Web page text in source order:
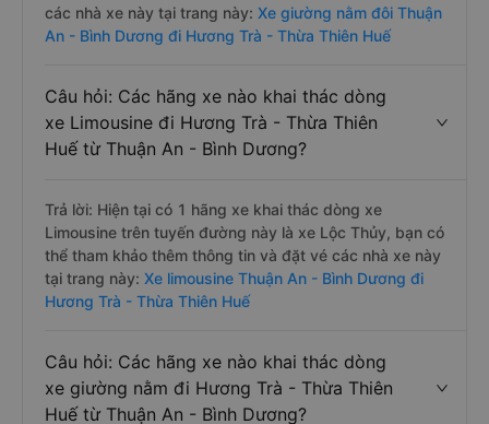
các nhà xe này tại trang này: Xe giường nằm đôi Thuận
An - Bình Dương đi Hương Trà - Thừa Thiên Huế
Câu hỏi: Các hãng xe nào khai thác dòng
xe Limousine đi Hương Trà - Thừa Thiên
Huế từ Thuận An - Bình Dương?
Trả lời: Hiện tại có 1 hãng xe khai thác dòng xe
Limousine trên tuyến đường này là xe Lộc Thủy, bạn có
thể tham khảo thêm thông tin và đặt vé các nhà xe này
tại trang này: Xe limousine Thuận An - Bình Dương đi
Hương Trà - Thừa Thiên Huế
Câu hỏi: Các hãng xe nào khai thác dòng
xe giường nằm đi Hương Trà - Thừa Thiên
Huế từ Thuận An - Bình Dương?